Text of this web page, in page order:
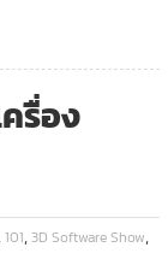
รื่อง
,101,3D Software Show,